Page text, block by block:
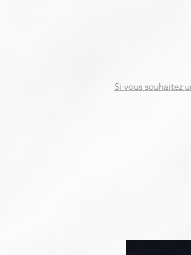
Si vous souhaitez